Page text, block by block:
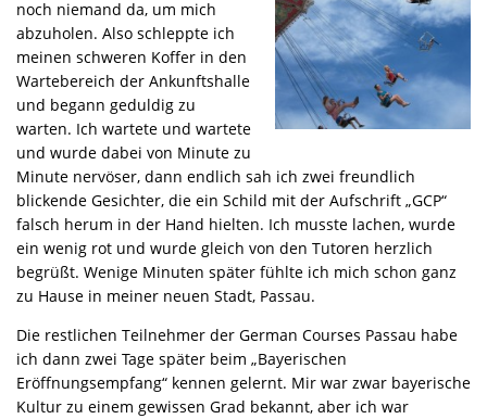
noch niemand da, um mich
abzuholen. Also schleppte ich
meinen schweren Koffer in den
Wartebereich der Ankunftshalle
und begann geduldig zu
warten. Ich wartete und wartete
und wurde dabei von Minute zu
Minute nervöser, dann endlich sah ich zwei freundlich
blickende Gesichter, die ein Schild mit der Aufschrift „GCP“
falsch herum in der Hand hielten. Ich musste lachen, wurde
ein wenig rot und wurde gleich von den Tutoren herzlich
begrüßt. Wenige Minuten später fühlte ich mich schon ganz
zu Hause in meiner neuen Stadt, Passau.
Die restlichen Teilnehmer der German Courses Passau habe
ich dann zwei Tage später beim „Bayerischen
Eröffnungsempfang“ kennen gelernt. Mir war zwar bayerische
Kultur zu einem gewissen Grad bekannt, aber ich war